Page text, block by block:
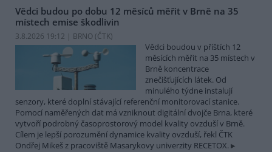
Vědci budou po dobu 12 měsíců měřit v Brně na 35
místech emise škodlivin
3.8.2026 19:12 | BRNO (ČTK)
Vědci boudou v příštích 12
měsících měřit na 35 místech v
Brně koncentrace
znečišťujících látek. Od
minulého týdne instalují
senzory, které doplní stávající referenční monitorovací stanice.
Pomocí naměřených dat má vzniknout digitální dvojče Brna, které
vytvoří podrobný časoprostorový model kvality ovzduší v Brně.
Cílem je lepší porozumění dynamice kvality ovzduší, řekl ČTK
Ondřej Mikeš z pracoviště Masarykovy univerzity RECETOX.